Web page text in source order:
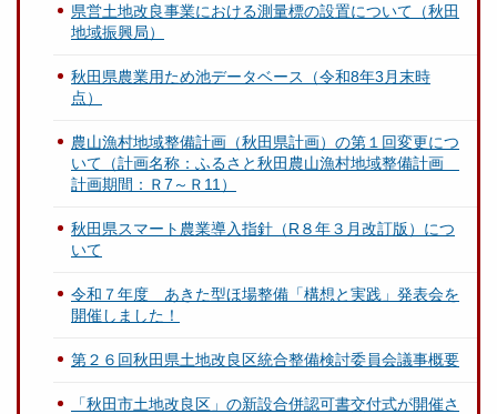
県営土地改良事業における測量標の設置について（秋田
地域振興局）
秋田県農業用ため池データベース（令和8年3月末時
点）
農山漁村地域整備計画（秋田県計画）の第１回変更につ
いて（計画名称：ふるさと秋田農山漁村地域整備計画
計画期間：Ｒ7～Ｒ11）
秋田県スマート農業導入指針（R８年３月改訂版）につ
いて
令和７年度 あきた型ほ場整備「構想と実践」発表会を
開催しました！
第２６回秋田県土地改良区統合整備検討委員会議事概要
「秋田市土地改良区」の新設合併認可書交付式が開催さ